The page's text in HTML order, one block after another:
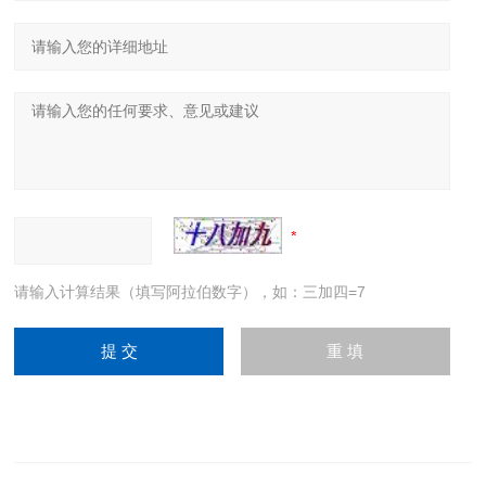
请输入计算结果（填写阿拉伯数字），如：三加四=7